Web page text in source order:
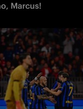
Marcus!